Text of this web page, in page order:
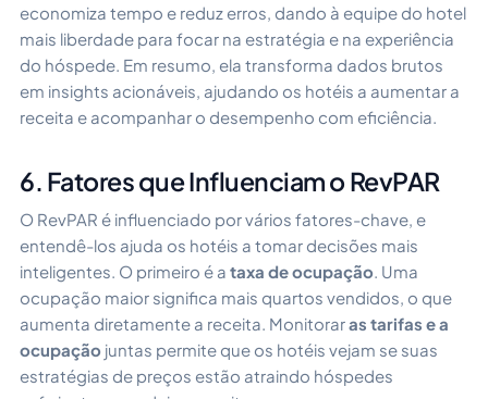
economiza tempo e reduz erros, dando à equipe do hotel
mais liberdade para focar na estratégia e na experiência
do hóspede. Em resumo, ela transforma dados brutos
em insights acionáveis, ajudando os hotéis a aumentar a
receita e acompanhar o desempenho com eficiência.
6. Fatores que Influenciam o RevPAR
O RevPAR é influenciado por vários fatores-chave, e
entendê-los ajuda os hotéis a tomar decisões mais
inteligentes. O primeiro é a taxa de ocupação . Uma
ocupação maior significa mais quartos vendidos, o que
aumenta diretamente a receita. Monitoraras tarifas e a
ocupação juntas permite que os hotéis vejam se suas
estratégias de preços estão atraindo hóspedes